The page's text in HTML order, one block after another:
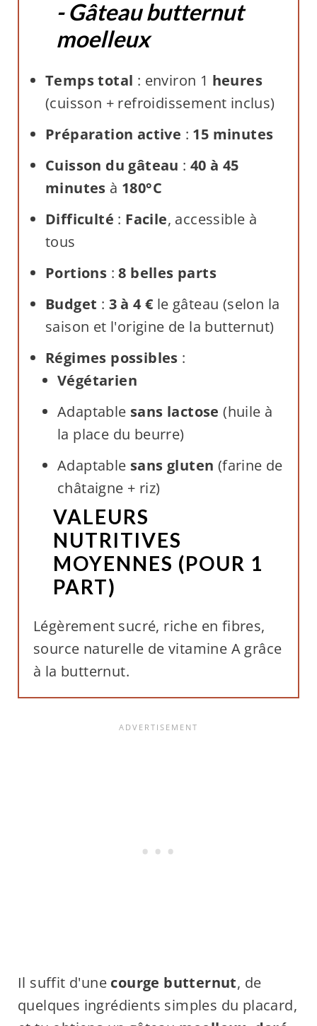
- Gâteau butternut
moelleux
Temps total : environ 1 heures
(cuisson + refroidissement inclus)
Préparation active : 15 minutes
Cuisson du gâteau : 40 à 45
minutes à 180°C
Difficulté : Facile, accessible à
tous
Portions :8 belles parts
Budget : 3 à 4 € le gâteau (selon la
saison et l'origine de la butternut)
Régimes possibles :
Végétarien
Adaptable sans lactose (huile à
la place du beurre)
Adaptable sans gluten (farine de
châtaigne + riz)
VALEURS
NUTRITIVES
MOYENNES (POUR 1
PART)
Légèrement sucré, riche en fibres,
source naturelle de vitamine A grâce
à la butternut.
Il suffit d'une courge butternut, de
quelques ingrédients simples du placard,